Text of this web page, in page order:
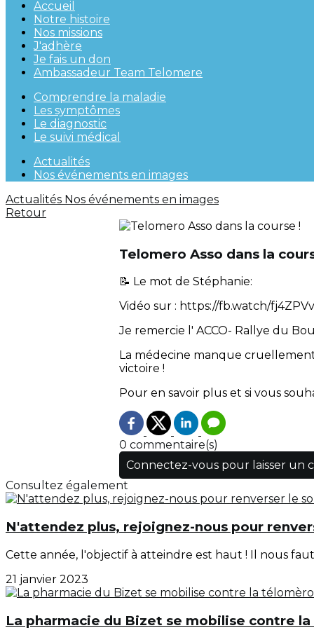
Accueil
Notre histoire
Nos missions
J'adhère
Je fais un don
Ambassadeur Team Telomere
Comprendre la maladie
Les symptômes
Le diagnostic
Le suivi médical
Actualités
Nos événements en images
Actualités Nos événements en images
Retour
Telomero Asso dans la
📝 Le mot de Stéphanie:
Vidéo sur : https://fb.watch/
Je remercie l' ACCO- Rallye du
La médecine manque
victoire !
Pour en savoir plus et si vous
0 commentaire(s)
Connectez-vous pour laisser un
Consultez également
N'attendez plus, rejoignez-nous pour
Cette année, l'objectif à atteindre est haut ! Il nous
21 janvier 2023
La pharmacie du Bizet se mobilise contre